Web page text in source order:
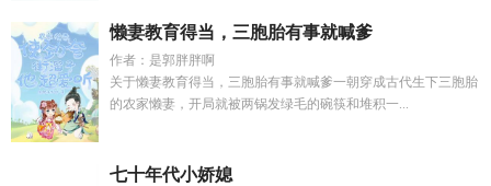
懒妻教育得当，三胞胎有事就喊爹
作者：是郭胖胖啊
关于懒妻教育得当，三胞胎有事就喊爹一朝穿成古代生下三胞胎
的农家懒妻，开局就被两锅发绿毛的碗筷和堆积一...
七十年代小娇媳